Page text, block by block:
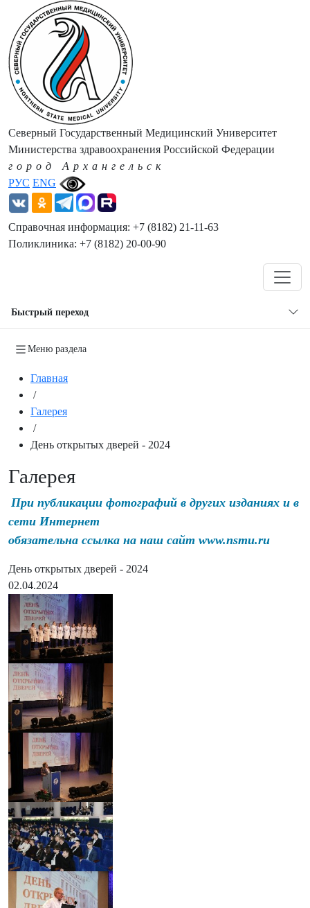
РУС ENG
Северный Государственный Медицинский Университет
Министерства здравоохранения Российской Федерации
город Архангельск
Справочная информация: +7 (8182) 21-11-63
Поликлиника: +7 (8182) 20-00-90
Быстрый переход
Меню раздела
Главная
/
Галерея
/
День открытых дверей - 2024
Галерея
При публикации фотографий в других изданиях и в
сети Интернет
обязательна ссылка на наш сайт www.nsmu.ru
День открытых дверей - 2024
02.04.2024